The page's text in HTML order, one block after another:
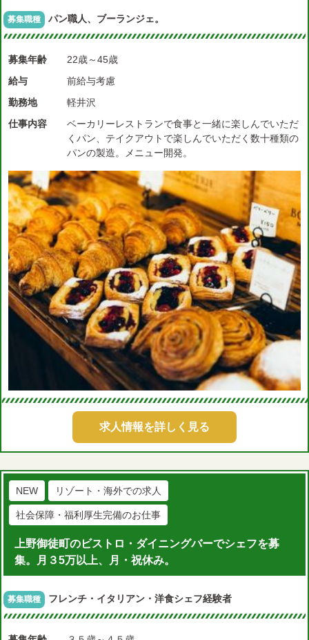
募集職種 パン職人、ブーランジェ。
募集年齢
22歳～45歳
給与
前給与考慮
勤務地
軽井沢
仕事内容
ベーカリーレストランで食事と一緒に楽しんでいただ
くパン、テイクアウトで楽しんでいただく数十種類の
パンの製造。メニュー開発。
求人情報を詳しく見る
NEW リゾート・海外での求人
社会保障・福利厚生完備のお仕事
上野御徒町のビストロ・ダイニングバーでシェフを募
集。月３5万以上、月・祝休み。
募集職種 フレンチ・イタリアン・洋食シェフ経験者